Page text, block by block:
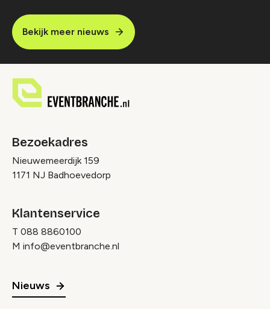
Bekijk meer nieuws
Bezoekadres
Nieuwemeerdijk 159
1171 NJ Badhoevedorp
Klantenservice
T 088 8860100
M info@eventbranche.nl
Nieuws